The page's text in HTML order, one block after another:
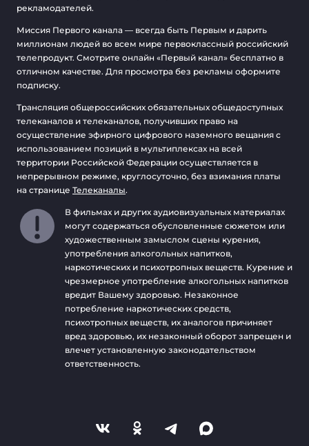
рекламодателей.
Миссия Первого канала — всегда быть Первым и дарить
миллионам людей во всем мире первоклассный российский
телепродукт. Смотрите онлайн «Первый канал» бесплатно в
отличном качестве. Для просмотра без рекламы оформите
подписку.
Трансляция общероссийских обязательных общедоступных
телеканалов и телеканалов, получивших право на
осуществление эфирного цифрового наземного вещания с
использованием позиций в мультиплексах на всей
территории Российской Федерации осуществляется в
непрерывном режиме, круглосуточно, без взимания платы
на странице Телеканалы.
В фильмах и других аудиовизуальных материалах
могут содержаться обусловленные сюжетом или
художественным замыслом сцены курения,
употребления алкогольных напитков,
наркотических и психотропных веществ. Курение и
чрезмерное употребление алкогольных напитков
вредит Вашему здоровью. Незаконное
потребление наркотических средств,
психотропных веществ, их аналогов причиняет
вред здоровью, их незаконный оборот запрещен и
влечет установленную законодательством
ответственность.